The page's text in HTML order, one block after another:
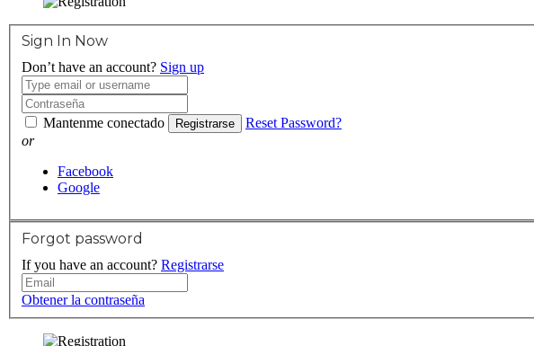
Sign In Now
Don’t have an account? Sign up
Mantenme conectado Registrarse
Reset Password?
or
Facebook
Google
Forgot password
If you have an account? Registrarse
Obtener la contraseña